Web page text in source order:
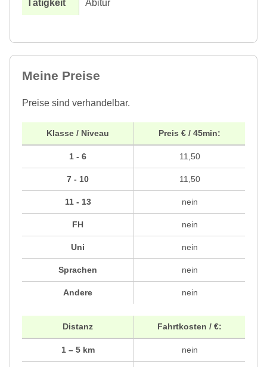
Abitur
Meine Preise
Preise sind verhandelbar.
Klasse / Niveau
1 - 6
7 - 10
11 - 13
FH
Uni
Sprachen
Andere
Preis € / 45min:
11,50
11,50
nein
nein
nein
nein
nein
Distanz
1 – 5 km
Fahrtkosten / €:
nein